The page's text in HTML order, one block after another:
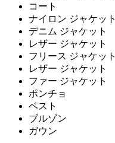
コート
ナイロン ジャケット
デニム ジャケット
レザー ジャケット
フリース ジャケット
レザー ジャケット
ファー ジャケット
ポンチョ
ベスト
ブルゾン
ガウン